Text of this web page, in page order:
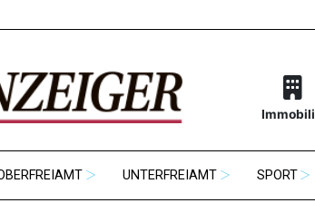
UNTERFREIAMT SPORT